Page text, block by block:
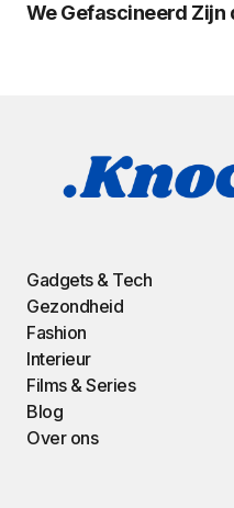
We Gefascineerd Zijn
Gadgets & Tech
Gezondheid
Fashion
Interieur
Films & Series
Blog
Over ons